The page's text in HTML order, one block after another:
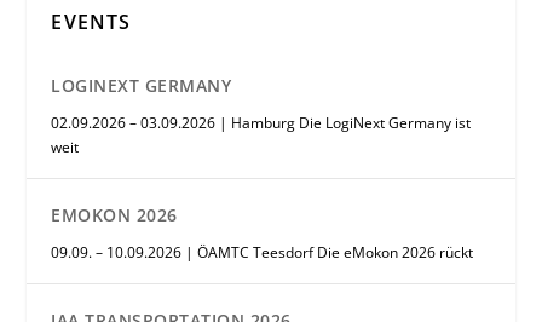
EVENTS
LOGINEXT GERMANY
02.09.2026 – 03.09.2026 | Hamburg Die LogiNext Germany ist
weit
EMOKON 2026
09.09. – 10.09.2026 | ÖAMTC Teesdorf Die eMokon 2026 rückt